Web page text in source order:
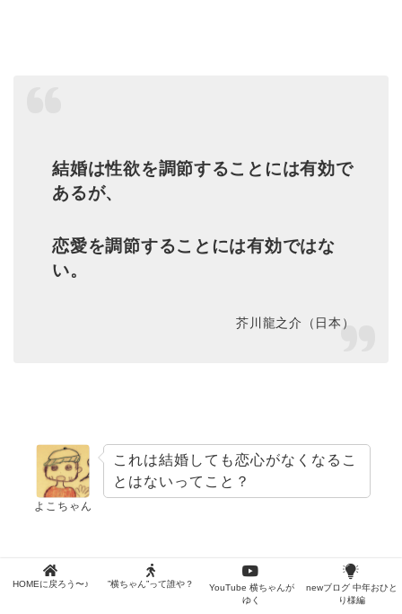
結婚は性欲を調節することには有効で
あるが、
恋愛を調節することには有効ではな
い。
芥川龍之介（日本）
よこちゃん
これは結婚しても恋心がなくなるこ
とはないってこと？
まあ本音で言えばそうなのかもな
ぁ。結婚相手以外に好きにならない
HOMEに戻ろう〜♪ ”横ちゃん”って誰や？
YouTube 横ちゃんが
ゆく
newブログ 中年おひと
り様編